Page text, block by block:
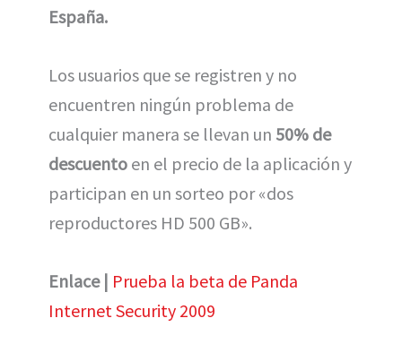
España.
Los usuarios que se registren y no
encuentren ningún problema de
cualquier manera se llevan un 50% de
descuento en el precio de la aplicación y
participan en un sorteo por «dos
reproductores HD 500 GB».
Enlace | Prueba la beta de Panda
Internet Security 2009